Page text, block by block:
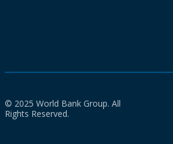
© 2025 World Bank Group. All
Rights Reserved.